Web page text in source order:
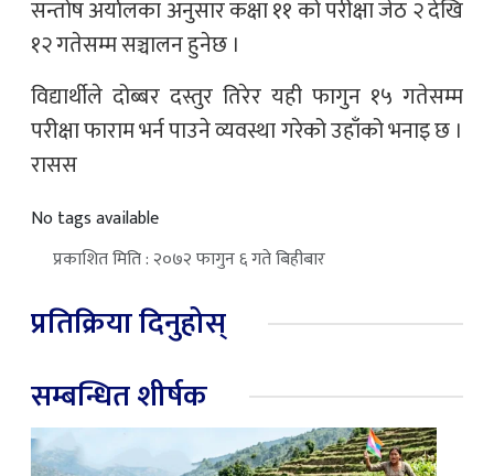
सन्तोष अर्यालका अनुसार कक्षा ११ को परीक्षा जेठ २ देखि
१२ गतेसम्म सञ्चालन हुनेछ ।
विद्यार्थीले दोब्बर दस्तुर तिरेर यही फागुन १५ गतेसम्म
परीक्षा फाराम भर्न पाउने व्यवस्था गरेको उहाँको भनाइ छ ।
रासस
No tags available
प्रकाशित मिति : २०७२ फागुन ६ गते बिहीबार
प्रतिक्रिया दिनुहोस्
सम्बन्धित शीर्षक